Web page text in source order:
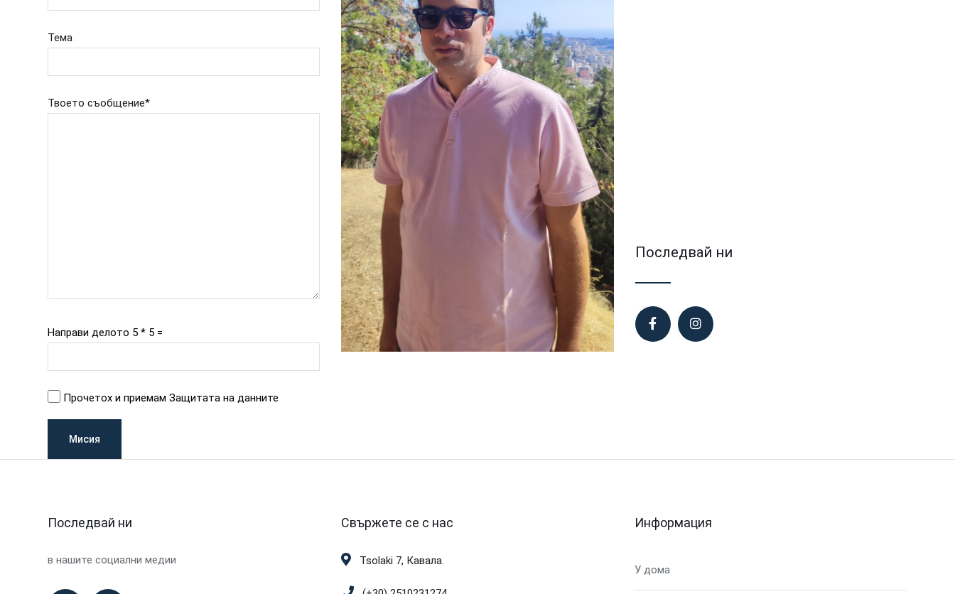
Тема
Please leave this field empty.
Твоето съобщение*
Направи делото 5 * 5 =
Прочетох и приемам Защитата на данните
Последвай ни
Последвай ни
в нашите социални медии
Свържете се с нас
Tsolaki 7, Кавала.
Информация
У дома